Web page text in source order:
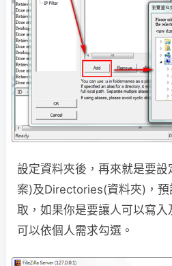
設定資料夾後，再來就是要
案)及Directories(資料夾)，
取，如果你是要讓人可以寫入
可以依個人需求勾選。